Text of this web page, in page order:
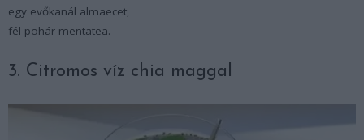
egy evőkanál almaecet,
fél pohár mentatea.
3. Citromos víz chia maggal